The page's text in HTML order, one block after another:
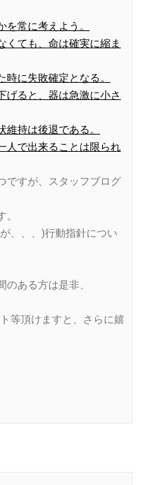
常に考えよう。
ても、命は確実に縮ま
に失敗確定となる。
ると、器は急激に小さ
持は後退である。
人で出来ることは限られ
ですが、スタッフブログ
、、、)行動指針につい
ある方は是非、
等頂けますと、さらに嬉